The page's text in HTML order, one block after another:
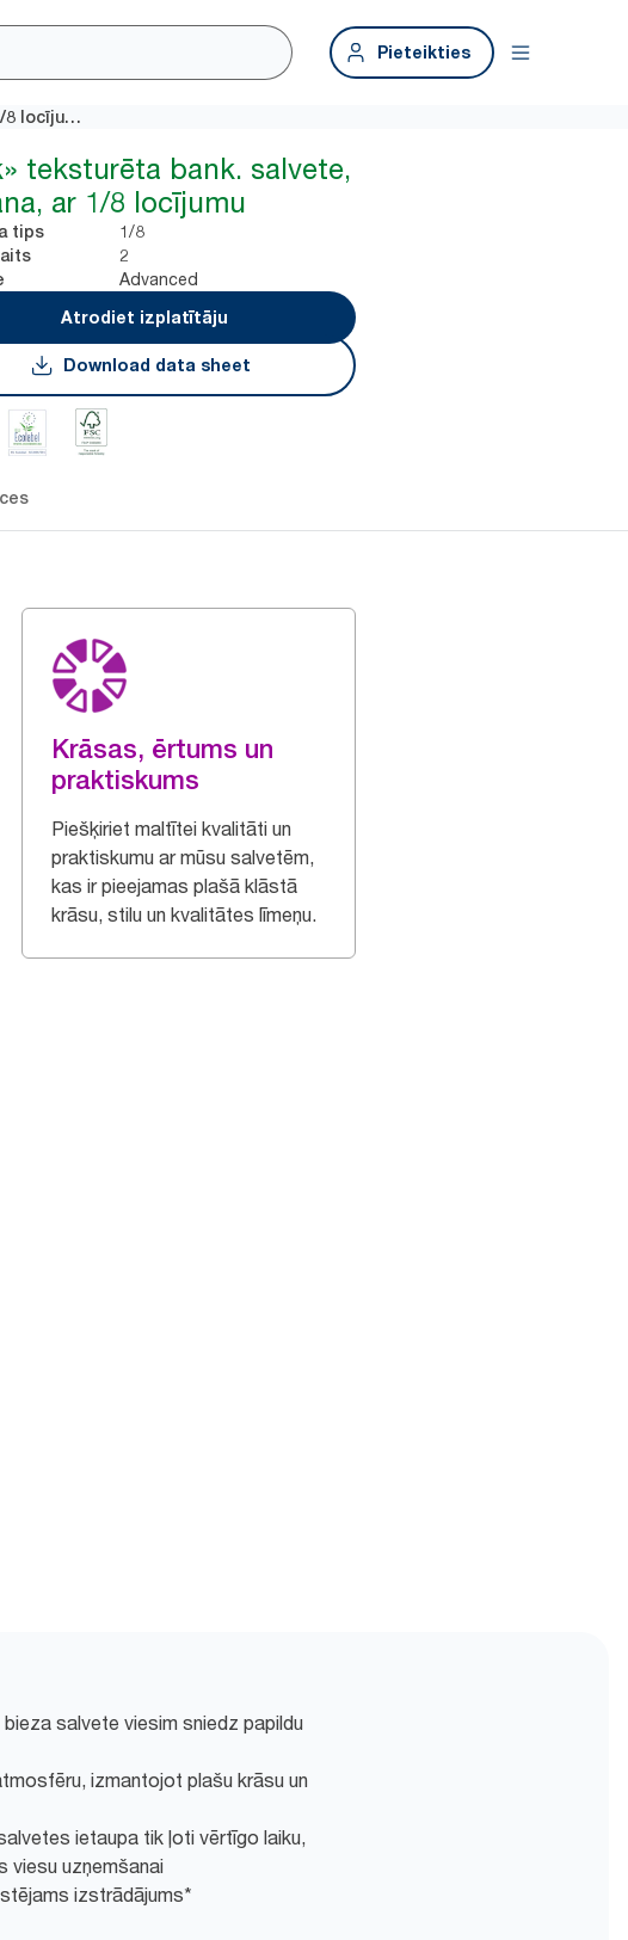
Pieteikties
«Tork» teksturēta bank. salvete, sarkana, ar 1/8 locījumu
teksturēta bank. salvete,
ar 1/8 locījumu
tips 1/8
2
Advanced
Atrodiet izplatītāju
Download data sheet
Krāsas, ērtums un
praktiskums
Piešķiriet maltītei kvalitāti un
praktiskumu ar mūsu salvetēm,
kas ir pieejamas plašā klāstā
krāsu, stilu un kvalitātes līmeņu.
salvete viesim sniedz papildu
izmantojot plašu krāsu un
ietaupa tik ļoti vērtīgo laiku,
viesu uzņemšanai
izstrādājums*